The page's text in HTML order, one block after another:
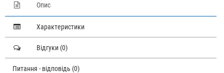
Опис
Характеристики
Відгуки (0)
Питання - відповідь (0)